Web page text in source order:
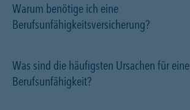
Warum benötige ich eine
Berufsunfähigkeitsversicherung?
Was sind die häufigsten Ursachen für eine
Berufsunfähigkeit?